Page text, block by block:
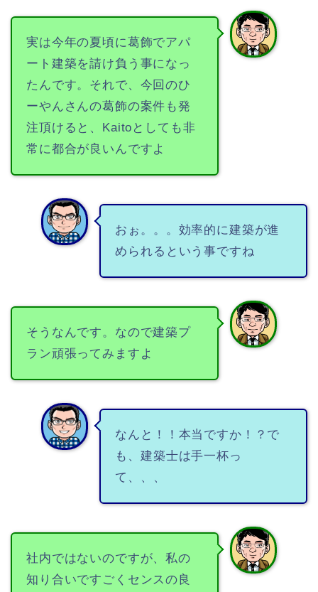
実は今年の夏頃に葛飾でアパ
ート建築を請け負う事になっ
たんです。それで、今回のひ
ーやんさんの葛飾の案件も発
注頂けると、Kaitoとしても非
常に都合が良いんですよ
おぉ。。。効率的に建築が進
められるという事ですね
そうなんです。なので建築プ
ラン頑張ってみますよ
なんと！！本当ですか！？で
も、建築士は手一杯っ
て、、、
社内ではないのですが、私の
知り合いですごくセンスの良